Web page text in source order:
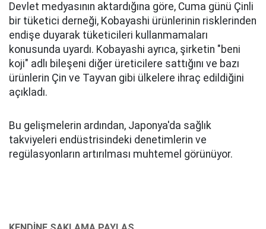
Devlet medyasının aktardığına göre, Cuma günü Çinli
bir tüketici derneği, Kobayashi ürünlerinin risklerinden
endişe duyarak tüketicileri kullanmamaları
konusunda uyardı. Kobayashi ayrıca, şirketin "beni
koji" adlı bileşeni diğer üreticilere sattığını ve bazı
ürünlerin Çin ve Tayvan gibi ülkelere ihraç edildiğini
açıkladı.
Bu gelişmelerin ardından, Japonya'da sağlık
takviyeleri endüstrisindeki denetimlerin ve
regülasyonların artırılması muhtemel görünüyor.